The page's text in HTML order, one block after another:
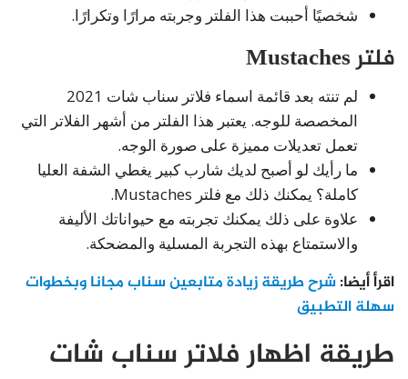
شخصيًا أحببت هذا الفلتر وجربته مرارًا وتكرارًا.
فلتر Mustaches
لم تنته بعد قائمة اسماء فلاتر سناب شات 2021
المخصصة للوجه. يعتبر هذا الفلتر من أشهر الفلاتر التي
تعمل تعديلات مميزة على صورة الوجه.
ما رأيك لو أصبح لديك شارب كبير يغطي الشفة العليا
كاملة؟ يمكنك ذلك مع فلتر Mustaches.
علاوة على ذلك يمكنك تجربته مع حيواناتك الأليفة
والاستمتاع بهذه التجربة المسلية والمضحكة.
اقرأ أيضا:شرح طريقة زيادة متابعين سناب مجانا وبخطوات
سهلة التطبيق
طريقة اظهار فلاتر سناب شات